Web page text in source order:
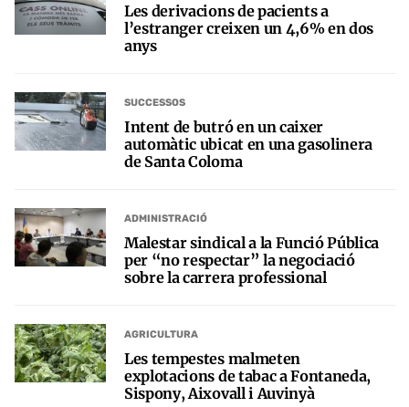
Les derivacions de pacients a
l’estranger creixen un 4,6% en dos
anys
SUCCESSOS
Intent de butró en un caixer
automàtic ubicat en una gasolinera
de Santa Coloma
ADMINISTRACIÓ
Malestar sindical a la Funció Pública
per “no respectar” la negociació
sobre la carrera professional
AGRICULTURA
Les tempestes malmeten
explotacions de tabac a Fontaneda,
Sispony, Aixovall i Auvinyà